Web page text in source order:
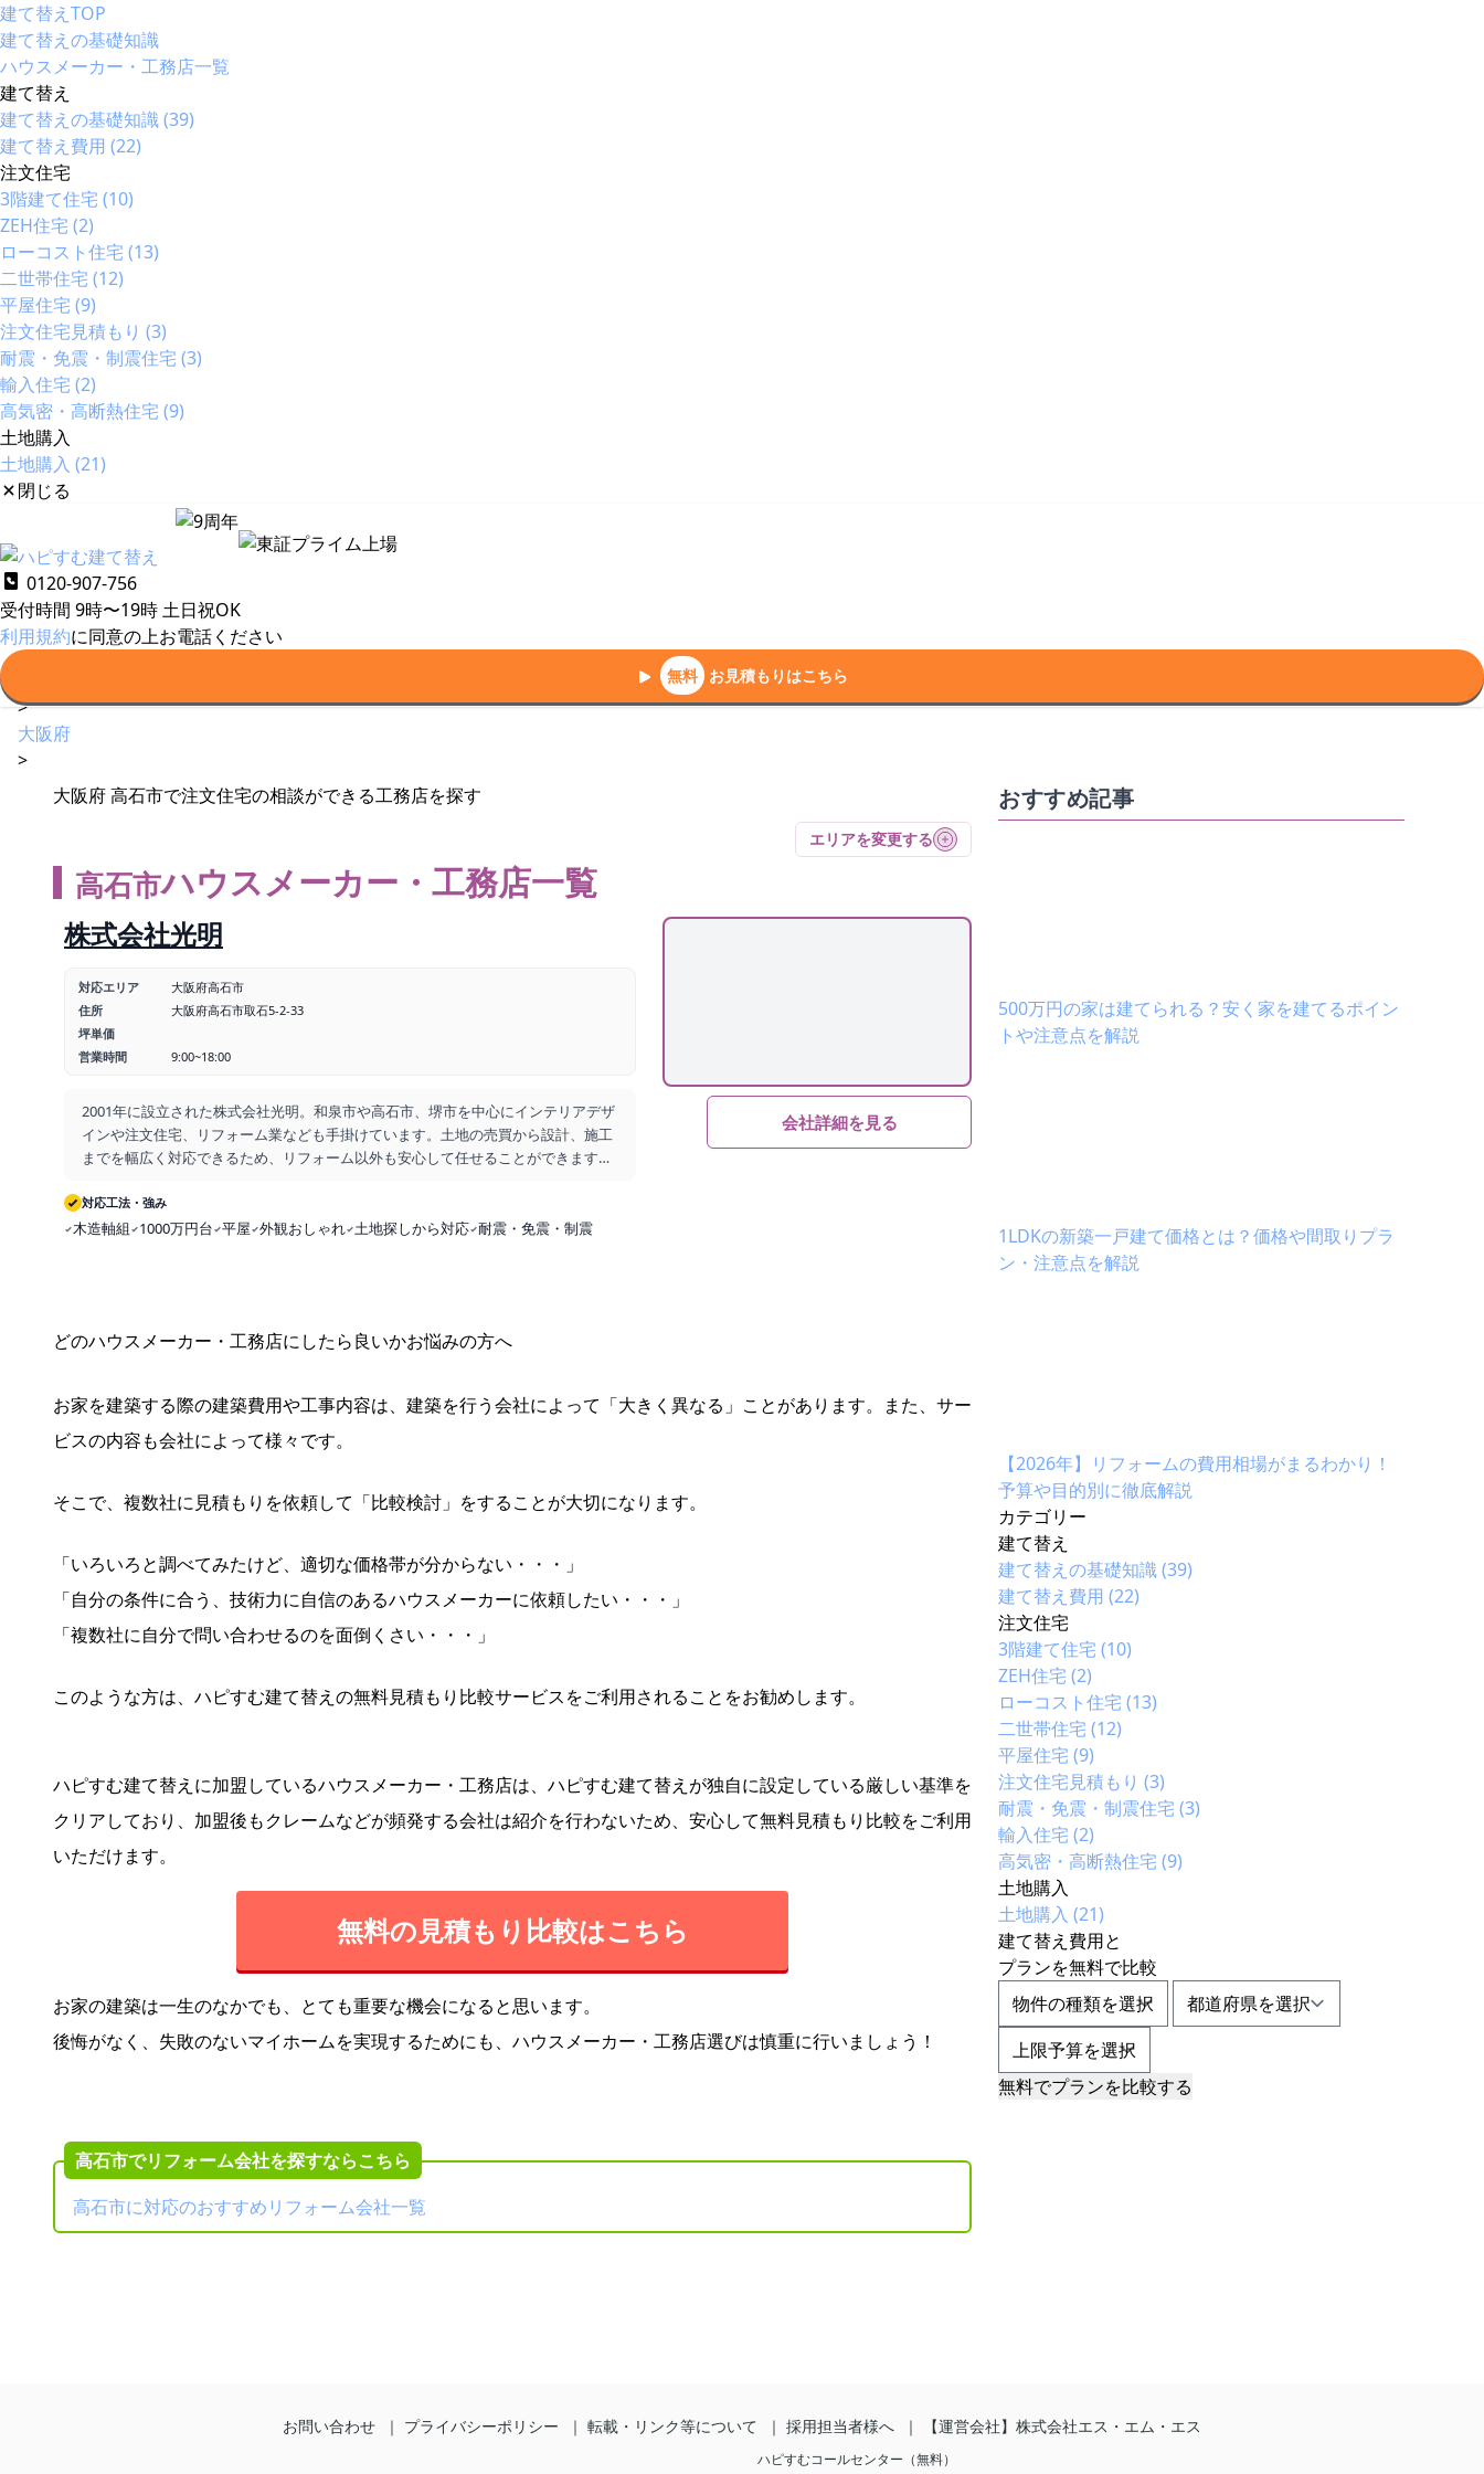
建て替えTOP
建て替えの基礎知識
ハウスメーカー・工務店一覧
建て替え
建て替えの基礎知識 (39)
建て替え費用 (22)
注文住宅
3階建て住宅 (10)
ZEH住宅 (2)
ローコスト住宅 (13)
二世帯住宅 (12)
平屋住宅 (9)
注文住宅見積もり (3)
耐震・免震・制震住宅 (3)
輸入住宅 (2)
高気密・高断熱住宅 (9)
土地購入
土地購入 (21)
閉じる
0120-907-756
受付時間 9時〜19時土日祝OK
利用規約に同意の上お電話ください
無料 お見積もりはこちら
建て替えの基礎知識
建て替え
>
>
大阪府
>
大阪府 高石市で注文住宅の相談ができる工務店を探す
エリアを変更する
高石市ハウスメーカー・工務店一覧
株式会社光明
対応エリア
大阪府高石市
住所
大阪府高石市取石5-2-33
坪単価
営業時間
9:00~18:00
2001年に設立された株式会社光明。和泉市や高石市、堺市を中心にインテリアデザ
インや注文住宅、リフォーム業なども手掛けています。土地の売買から設計、施工
までを幅広く対応できるため、リフォーム以外も安心して任せることができます。
ッ...
対応工法・強み
木造軸組 1000万円台 平屋 外観おしゃれ 土地探しから対応 耐震・免震・制震
会社詳細を見る
どのハウスメーカー・工務店にしたら良いかお悩みの方へ
お家を建築する際の建築費用や工事内容は、建築を行う会社によって「大きく異なる」ことがあります。また、サー
ビスの内容も会社によって様々です。
そこで、複数社に見積もりを依頼して「比較検討」をすることが大切になります。
「いろいろと調べてみたけど、適切な価格帯が分からない・・・」
「自分の条件に合う、技術力に自信のあるハウスメーカーに依頼したい・・・」
「複数社に自分で問い合わせるのを面倒くさい・・・」
このような方は、ハピすむ建て替えの無料見積もり比較サービスをご利用されることをお勧めします。
ハピすむ建て替えに加盟しているハウスメーカー・工務店は、ハピすむ建て替えが独自に設定している厳しい基準を
クリアしており、加盟後もクレームなどが頻発する会社は紹介を行わないため、安心して無料見積もり比較をご利用
いただけます。
無料の見積もり比較はこちら
お家の建築は一生のなかでも、とても重要な機会になると思います。
後悔がなく、失敗のないマイホームを実現するためにも、ハウスメーカー・工務店選びは慎重に行いましょう！
高石市でリフォーム会社を探すならこちら
高石市に対応のおすすめリフォーム会社一覧
おすすめ記事
500万円の家は建てられる？安く家を建てるポイン
トや注意点を解説
1LDKの新築一戸建て価格とは？価格や間取りプラ
ン・注意点を解説
【2026年】リフォームの費用相場がまるわかり！
予算や目的別に徹底解説
カテゴリー
建て替え
建て替えの基礎知識 (39)
建て替え費用 (22)
注文住宅
3階建て住宅 (10)
ZEH住宅 (2)
ローコスト住宅 (13)
二世帯住宅 (12)
平屋住宅 (9)
注文住宅見積もり (3)
耐震・免震・制震住宅 (3)
輸入住宅 (2)
高気密・高断熱住宅 (9)
土地購入
土地購入 (21)
建て替え 費用と
プランを無料で比較
無料でプランを比較する
お問い合わせ プライバシーポリシー 転載・リンク等について 採用担当者様へ 【運営会社】株式会社エス・エム・エス
ハピすむコールセンター（無料）